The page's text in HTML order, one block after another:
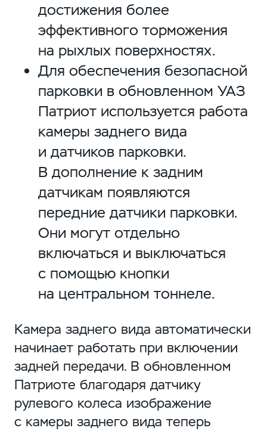
достижения более
эффективного торможения
на рыхлых поверхностях.
Для обеспечения безопасной
парковки в обновленном УАЗ
Патриот используется работа
камеры заднего вида
и датчиков парковки.
В дополнение к задним
датчикам появляются
передние датчики парковки.
Они могут отдельно
включаться и выключаться
с помощью кнопки
на центральном тоннеле.
Камера заднего вида автоматически
начинает работать при включении
задней передачи. В обновленном
Патриоте благодаря датчику
рулевого колеса изображение
с камеры заднего вида теперь